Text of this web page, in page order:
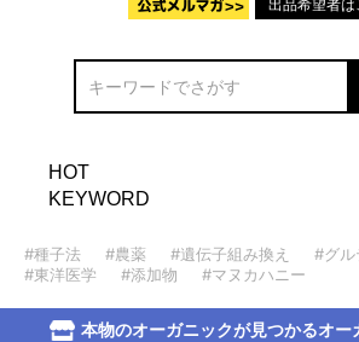
出品希望者は
HOT
KEYWORD
#種子法 #農薬 #遺伝子組み換え
#グル
#東洋医学
#添加物 #マヌカハニー
本物のオーガニックが見つかるオー